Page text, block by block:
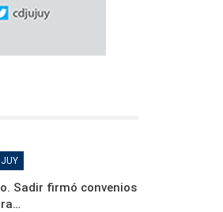
Sadir firmó convenios